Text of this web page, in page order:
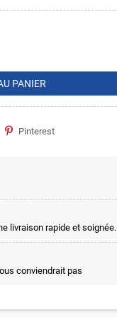
PANIER
Pinterest
livraison rapide et soignée.
conviendrait pas